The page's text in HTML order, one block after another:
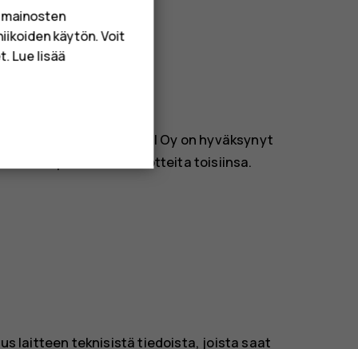
jotka HMD Global Oy on hyväksynyt
tuotteita toisiinsa.
laitteen teknisistä tiedoista, joista saat
käytön. Voit
Lue lisää